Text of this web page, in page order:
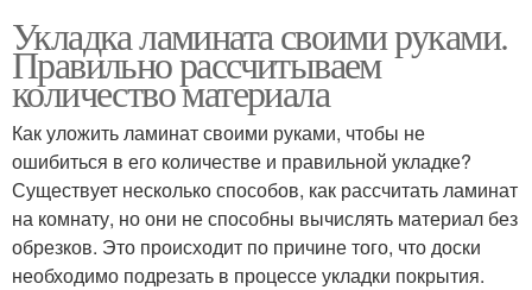
Укладка ламината своими руками.
Правильно рассчитываем
количество материала
Как уложить ламинат своими руками, чтобы не
ошибиться в его количестве и правильной укладке?
Существует несколько способов, как рассчитать ламинат
на комнату, но они не способны вычислять материал без
обрезков. Это происходит по причине того, что доски
необходимо подрезать в процессе укладки покрытия.